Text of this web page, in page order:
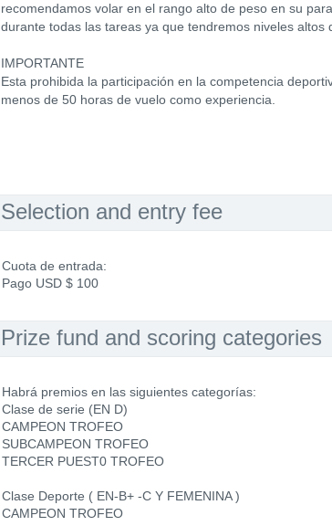
recomendamos volar en el rango alto de peso en su
durante todas las tareas ya que tendremos niveles altos
IMPORTANTE
Esta prohibida la participación en la competencia
menos de 50 horas de vuelo como experiencia.
Selection and entry fee
Cuota de entrada:
Pago USD $ 100
Prize fund and scoring categories
Habrá premios en las siguientes categorías:
Clase de serie (EN D)
CAMPEON TROFEO
SUBCAMPEON TROFEO
TERCER PUEST0 TROFEO
Clase Deporte ( EN-B+ -C Y FEMENINA )
CAMPEON TROFEO